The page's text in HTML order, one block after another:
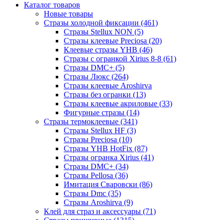
Каталог товаров
Новые товары
Стразы холодной фиксации (461)
Стразы Stellux NON (5)
Стразы клеевые Preciosa (20)
Клеевые стразы YHB (46)
Стразы с огранкой Xirius 8-8 (61)
Стразы DMC+ (5)
Стразы Люкс (264)
Стразы клеевые Aroshirva
Стразы без огранки (13)
Стразы клеевые акриловые (33)
Фигурные стразы (14)
Стразы термоклеевые (341)
Стразы Stellux HF (3)
Стразы Preciosa (10)
Стразы YHB HotFix (87)
Стразы огранка Xirius (41)
Стразы DMC+ (34)
Стразы Pellosa (36)
Имитация Сваровски (86)
Стразы Dmc (35)
Стразы Aroshirva (9)
Клей для страз и аксессуары (71)